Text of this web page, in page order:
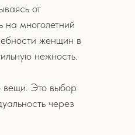
от
на многолетний
женщин в
нежность.
Это выбор
через